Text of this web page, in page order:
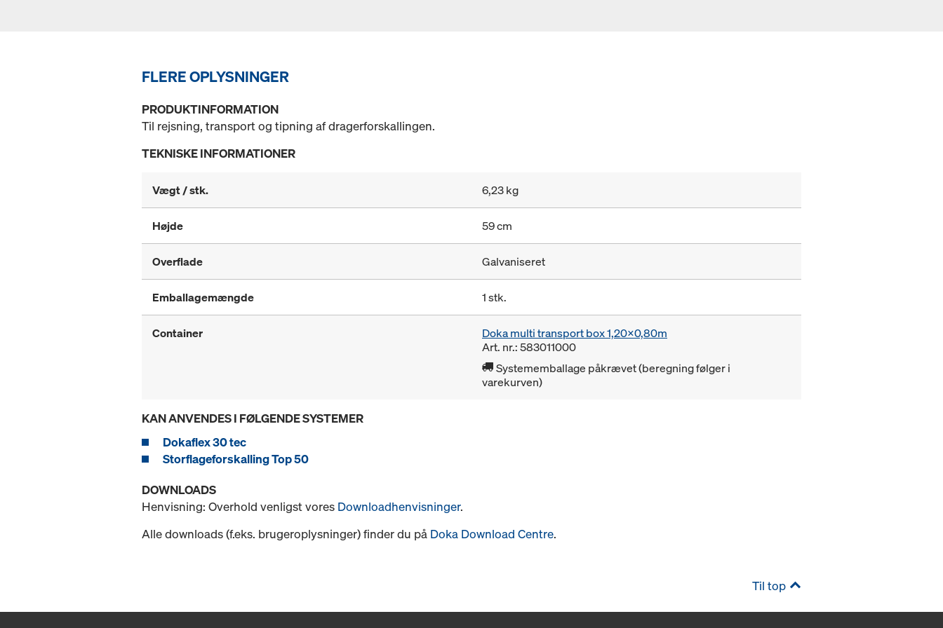
FLERE OPLYSNINGER
PRODUKTINFORMATION
Til rejsning, transport og tipning af dragerforskallingen.
TEKNISKE INFORMATIONER
Vægt / stk. 6,23 kg
Højde 59 cm
Overflade Galvaniseret
Emballagemængde 1 stk.
Container
Doka multi transport box 1,20x0,80m
Art. nr.: 583011000
Systememballage påkrævet (beregning følger i
varekurven)
KAN ANVENDES I FØLGENDE SYSTEMER
Dokaflex 30 tec
Storflageforskalling Top 50
DOWNLOADS
Henvisning: Overhold venligst vores Downloadhenvisninger.
Alle downloads (f.eks. brugeroplysninger) finder du på Doka Download Centre.
Til top